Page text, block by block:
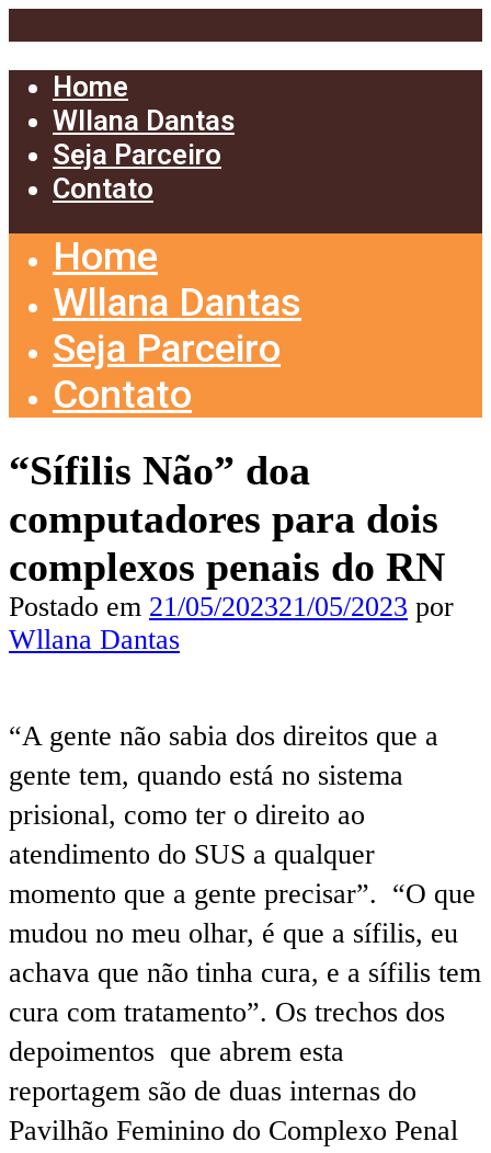
Home
Wllana Dantas
Seja Parceiro
Contato
Home
Wllana Dantas
Seja Parceiro
Contato
“Sífilis Não” doa
computadores para dois
complexos penais do RN
Postado em 21/05/202321/05/2023 por
Wllana Dantas
“A gente não sabia dos direitos que a
gente tem, quando está no sistema
prisional, como ter o direito ao
atendimento do SUS a qualquer
momento que a gente precisar”. “O que
mudou no meu olhar, é que a sífilis, eu
achava que não tinha cura, e a sífilis tem
cura com tratamento”. Os trechos dos
depoimentos que abrem esta
reportagem são de duas internas do
Pavilhão Feminino do Complexo Penal